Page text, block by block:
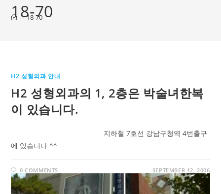
18-70
> 18-70
H2 성형외과 안내
H2 성형외과의 1, 2층은 박술녀한복
이 있습니다.
지하철 7호선 강남구청역 4번출구
에 있습니다 ^^
0 COMMENTS SEPTEMBER 12, 2006